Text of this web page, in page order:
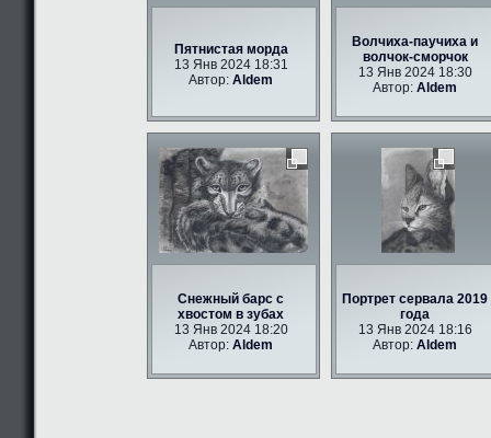
Пятнистая морда
13 Янв 2024 18:31
Автор:Aldem
Волчиха-паучиха и
волчок-сморчок
13 Янв 2024 18:30
Автор:Aldem
Снежный барс с
хвостом в зубах
13 Янв 2024 18:20
Автор:Aldem
Портрет сервала 2019
года
13 Янв 2024 18:16
Автор:Aldem